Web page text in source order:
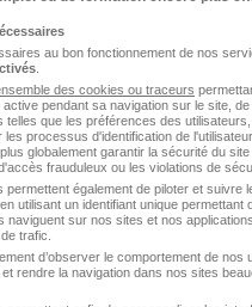
au bon fonctionnement de nos
des cookies ou traceurs
pendant sa navigation sur le site,
telles que les préférences des
processus d'identification de
globalement garantir la sécurité du
frauduleux ou les violations de
également de piloter et suivre
utilisant un identifiant unique permettant
naviguent sur nos sites et nos
trafic.
d’observer le comportement de nos
rendre la navigation dans nos sites